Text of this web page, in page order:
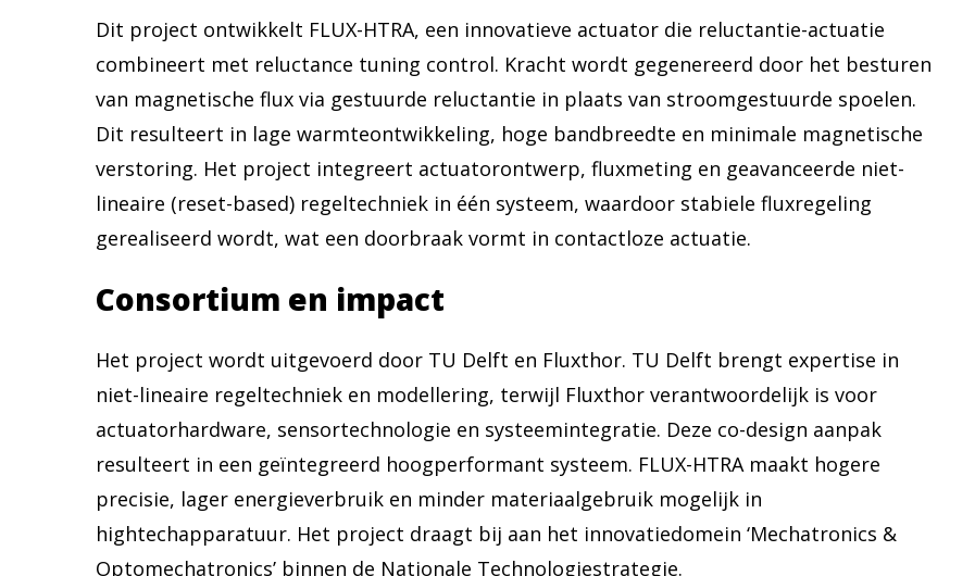
Dit project ontwikkelt FLUX-HTRA, een innovatieve actuator die reluctantie-actuatie
combineert met reluctance tuning control. Kracht wordt gegenereerd door het besturen
van magnetische flux via gestuurde reluctantie in plaats van stroomgestuurde spoelen.
Dit resulteert in lage warmteontwikkeling, hoge bandbreedte en minimale magnetische
verstoring. Het project integreert actuatorontwerp, fluxmeting en geavanceerde niet-
lineaire (reset-based) regeltechniek in één systeem, waardoor stabiele fluxregeling
gerealiseerd wordt, wat een doorbraak vormt in contactloze actuatie.
Consortium en impact
Het project wordt uitgevoerd door TU Delft en Fluxthor. TU Delft brengt expertise in
niet-lineaire regeltechniek en modellering, terwijl Fluxthor verantwoordelijk is voor
actuatorhardware, sensortechnologie en systeemintegratie. Deze co-design aanpak
resulteert in een geïntegreerd hoogperformant systeem. FLUX-HTRA maakt hogere
precisie, lager energieverbruik en minder materiaalgebruik mogelijk in
hightechapparatuur. Het project draagt bij aan het innovatiedomein ‘Mechatronics &
Optomechatronics’ binnen de Nationale Technologiestrategie.